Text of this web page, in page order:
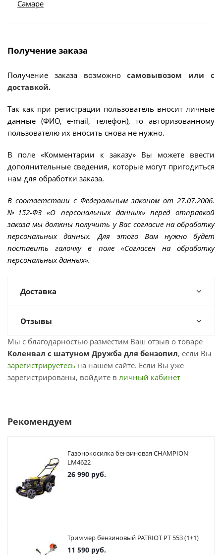
Самаре
Получение заказа
Получение заказа возможносамовывозом или с
доставкой.
Так как при регистрации пользователь вносит личные
данные (ФИО, e-mail, телефон), то авторизованному
пользователю их вносить снова не нужно.
В поле «Комментарии к заказу» Вы можете ввести
дополнительные сведения, которые могут пригодиться
нам для обработки заказа.
В соответствии с Федеральным законом от 27.07.2006.
№152-ФЗ «О персональных данных» перед отправкой
заказа мы должны получить у Вас согласие на обработку
персональных данных. Для этого Вам нужно будет
поставить галочку в поле «Согласен на обработку
персональных данных».
Доставка
Отзывы
Мы с благодарностью разместим Ваш отзыв о товаре
Коленвал с шатуном Дружба для бензопил, если Вы
зарегистрируетесь на нашем сайте. Если Вы уже
зарегистрированы, войдите в личный кабинет
Рекомендуем
Газонокосилка бензиновая CHAMPION
LM4622
26 990 руб.
Триммер бензиновый PATRIOT PT 553 (1+1)
11 590 руб.